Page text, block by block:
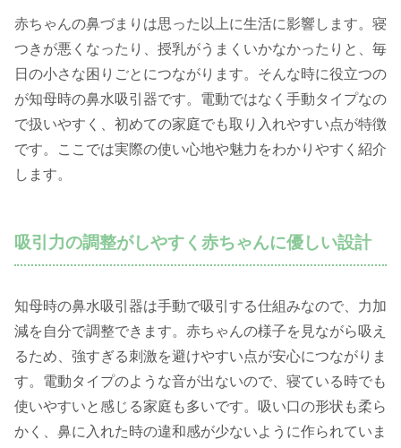
赤ちゃんの鼻づまりは思った以上に生活に影響します。寝
つきが悪くなったり、授乳がうまくいかなかったりと、毎
日の小さな困りごとにつながります。そんな時に役立つの
が知母時の鼻水吸引器です。電動ではなく手動タイプなの
で扱いやすく、初めての家庭でも取り入れやすい点が特徴
です。ここでは実際の使い心地や魅力をわかりやすく紹介
します。
吸引力の調整がしやすく赤ちゃんに優しい設計
知母時の鼻水吸引器は手動で吸引する仕組みなので、力加
減を自分で調整できます。赤ちゃんの様子を見ながら吸え
るため、強すぎる刺激を避けやすい点が安心につながりま
す。電動タイプのような音が出ないので、寝ている時でも
使いやすいと感じる家庭も多いです。吸い口の形状も柔ら
かく、鼻に入れた時の違和感が少ないように作られていま